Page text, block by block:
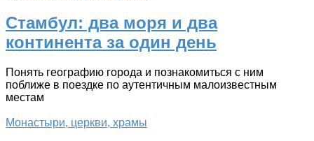
Стамбул: два моря и два
континента за один день
Понять географию города и познакомиться с ним
поближе в поездке по аутентичным малоизвестным
местам
Монастыри, церкви, храмы